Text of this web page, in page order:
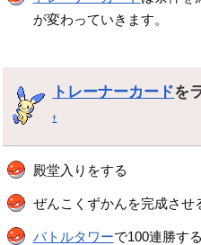
が変わっていきます。
トレーナーカードを
†
殿堂入りをする
ぜんこくずかんを完成させ
バトルタワーで100連勝する